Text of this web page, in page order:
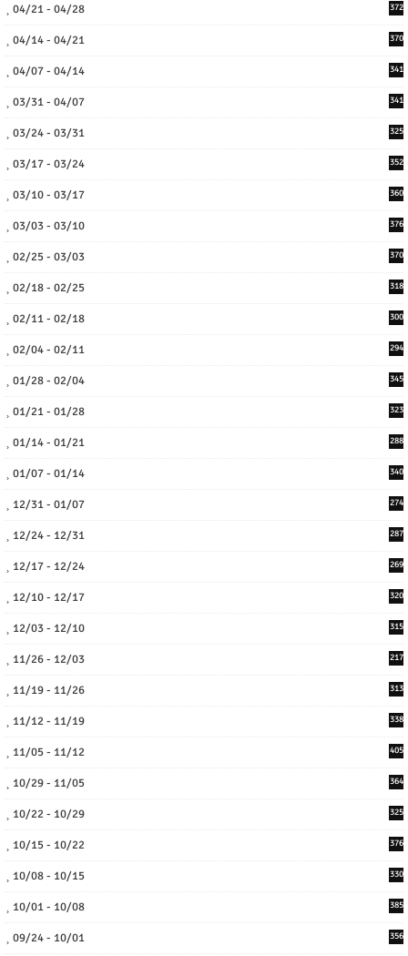
04/21 - 04/28 372
04/14 - 04/21 370
04/07 - 04/14 341
03/31 - 04/07 341
03/24 - 03/31 325
03/17 - 03/24 352
03/10 - 03/17 360
03/03 - 03/10 376
02/25 - 03/03 370
02/18 - 02/25 318
02/11 - 02/18 300
02/04 - 02/11 294
01/28 - 02/04 345
01/21 - 01/28 323
01/14 - 01/21 288
01/07 - 01/14 340
12/31 - 01/07 274
12/24 - 12/31 287
12/17 - 12/24 269
12/10 - 12/17 320
12/03 - 12/10 315
11/26 - 12/03 217
11/19 - 11/26 313
11/12 - 11/19 338
11/05 - 11/12 405
10/29 - 11/05 364
10/22 - 10/29 325
10/15 - 10/22 376
10/08 - 10/15 330
10/01 - 10/08 385
09/24 - 10/01 356